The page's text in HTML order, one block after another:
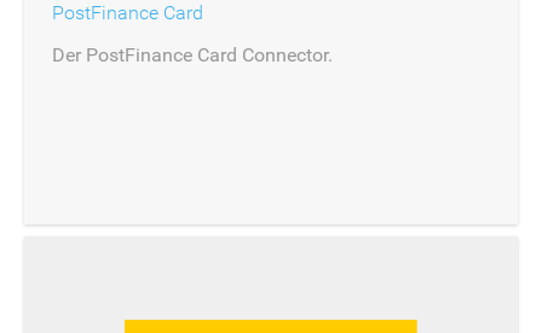
PostFinance Card
Der PostFinance Card Connector.